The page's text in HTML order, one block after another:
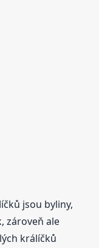
jsou byliny,
zároveň ale
králíčků